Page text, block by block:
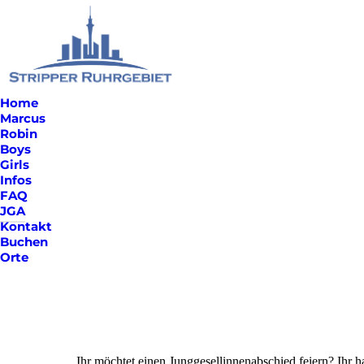
Home
Marcus
Robin
Boys
Girls
Infos
FAQ
JGA
Kontakt
Buchen
Orte
Ihr möchtet einen Junggesellinnenabschied feiern? Ihr